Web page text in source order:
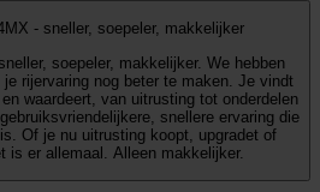
- sneller, soepeler, makkelijker
soepeler, makkelijker. We hebben
rijervaring nog beter te maken. Je vindt
waardeert, van uitrusting tot onderdelen
snellere ervaring die
Of je nu uitrusting koopt, upgradet of
is er allemaal. Alleen makkelijker.